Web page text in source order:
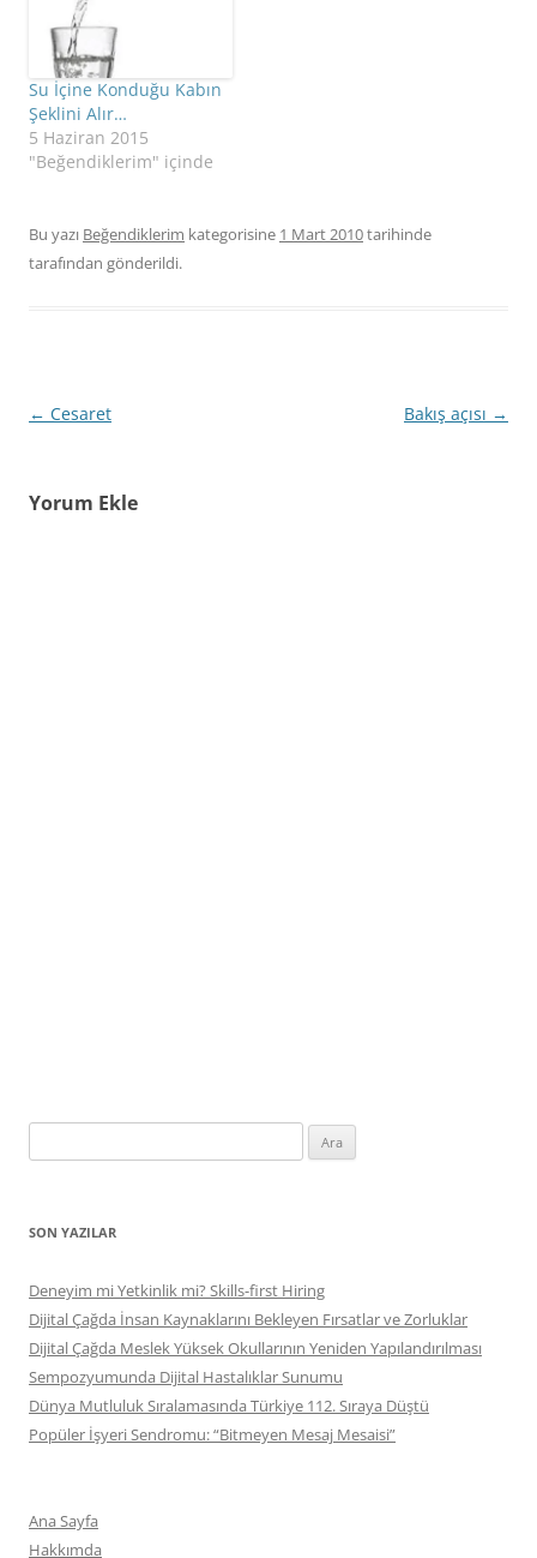
varmış. O sırada elinde
çantası ile oradan
geçmekte olan bir…
Su İçine Konduğu Kabın
Şeklini Alır…
5 Haziran 2015
"Beğendiklerim" içinde
Bu yazı Beğendiklerim kategorisine 1 Mart 2010tarihinde
tarafından gönderildi.
Yazı
← Cesaret Bakış açısı →
Yorum Ekle
SON YAZILAR
Deneyim mi Yetkinlik mi? Skills-first Hiring
Dijital Çağda İnsan Kaynaklarını Bekleyen Fırsatlar ve Zorluklar
Dijital Çağda Meslek Yüksek Okullarının Yeniden Yapılandırılması
Sempozyumunda Dijital Hastalıklar Sunumu
Dünya Mutluluk Sıralamasında Türkiye 112. Sıraya Düştü
Popüler İşyeri Sendromu: “Bitmeyen Mesaj Mesaisi”
Ana Sayfa
Hakkımda